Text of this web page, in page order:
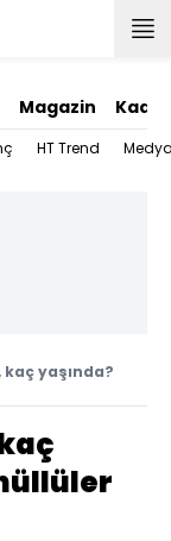
Magazin Kadın
HT Trend
yaşında?